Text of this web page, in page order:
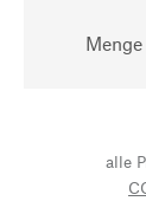
Menge
alle